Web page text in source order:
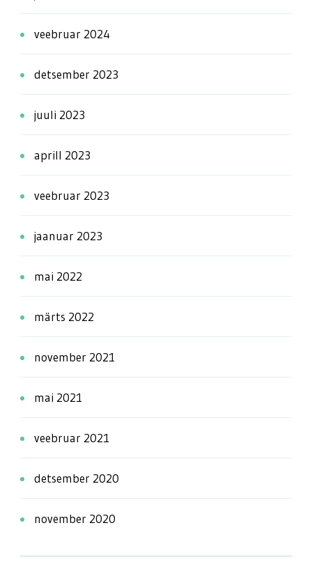
veebruar 2024
detsember 2023
juuli 2023
aprill 2023
veebruar 2023
jaanuar 2023
mai 2022
märts 2022
november 2021
mai 2021
veebruar 2021
detsember 2020
november 2020